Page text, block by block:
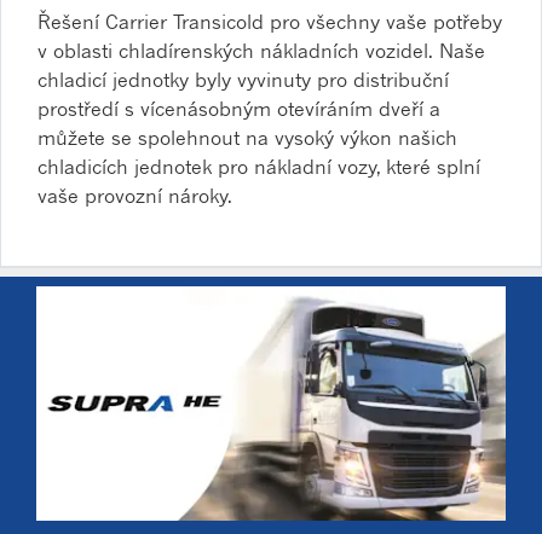
Řešení Carrier Transicold pro všechny vaše potřeby
v oblasti chladírenských nákladních vozidel. Naše
chladicí jednotky byly vyvinuty pro distribuční
prostředí s vícenásobným otevíráním dveří a
můžete se spolehnout na vysoký výkon našich
chladicích jednotek pro nákladní vozy, které splní
vaše provozní nároky.